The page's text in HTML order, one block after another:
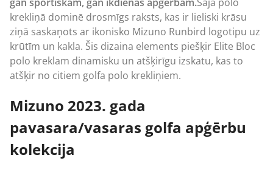
krekliņā dominē drosmīgs raksts, kas ir lieliski krāsu
ziņā saskaņots ar ikonisko Mizuno Runbird logotipu uz
krūtīm un kakla. Šis dizaina elements piešķir Elite Bloc
polo kreklam dinamisku un atšķirīgu izskatu, kas to
atšķir no citiem golfa polo krekliņiem.
Mizuno 2023. gada
pavasara/vasaras golfa apģērbu
kolekcija